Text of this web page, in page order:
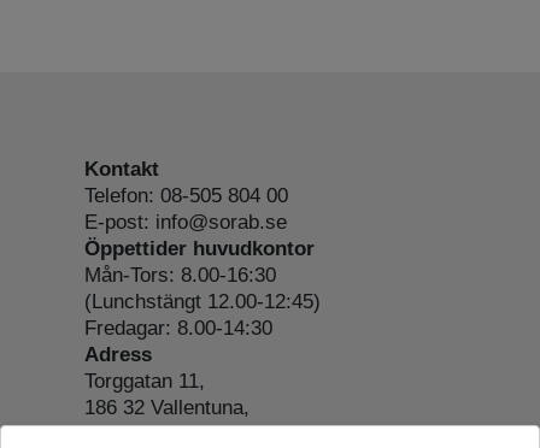
Kontakt
Telefon: 08-505 804 00
E-post: info@sorab.se
Öppettider huvudkontor
Mån-Tors: 8.00-16:30
(Lunchstängt 12.00-12:45)
Fredagar: 8.00-14:30
Adress
Torggatan 11,
186 32 Vallentuna,
Org.nr: 556197-4022